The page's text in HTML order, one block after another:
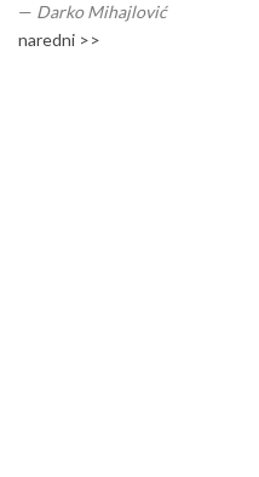
— Darko Mihajlović
naredni >>